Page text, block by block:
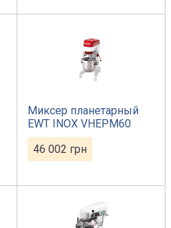
Миксер планетарный
EWT INOX VHEPM60
46 002 грн